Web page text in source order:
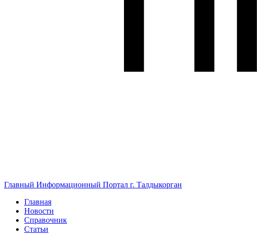
Главный Информационный Портал г. Талдыкорган
Главная
Новости
Справочник
Статьи